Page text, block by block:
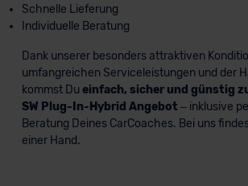
Schnelle Lieferung
Individuelle Beratung
Dank unserer besonders attraktiven
umfangreichen Serviceleistungen und der
kommst Du einfach, sicher und günstig
SW Plug-In-Hybrid Angebot – inklusive
Beratung Deines CarCoaches. Bei uns
einer Hand.